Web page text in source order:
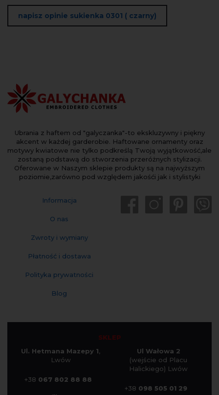
napisz opinie sukienka 0301 ( czarny)
Ubrania z haftem od "galyczanka"-to ekskluzywny i piękny
akcent w każdej garderobie. Haftowane ornamenty oraz
motywy kwiatowe nie tylko podkreślą Twoją wyjątkowość,ale
zostaną podstawą do stworzenia przeróżnych stylizacji.
Oferowane w Naszym sklepie produkty są na najwyższym
poziomie,zarówno pod względem jakośći jak i stylistyki
Informacja
O nas
Zwroty i wymiany
Płatność i dostawa
Polityka prywatności
Blog
SKLEP
Ul. Hetmana Mazepy 1,
Lwów
+38 067 802 88 88
Ul Wałowa 2
(wejście od Placu
Halickiego) Lwów
+38 098 505 01 29